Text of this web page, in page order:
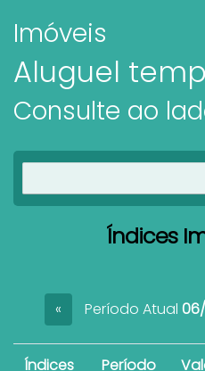
Imóveis
Aluguel
Consulte ao
Índices
« Período Atual
Índices Período